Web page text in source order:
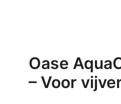
Oase
– Voor